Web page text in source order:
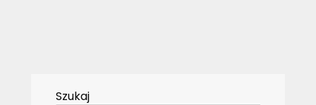
Szukaj